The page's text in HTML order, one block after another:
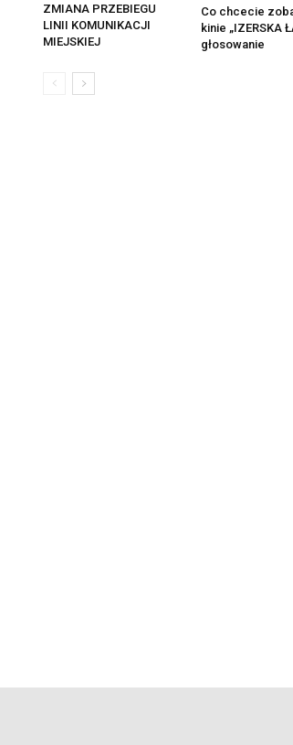
ZMIANA PRZEBIEGU
LINII KOMUNIKACJI
MIEJSKIEJ
Co chcecie
kinie „IZERSKA
głosowanie